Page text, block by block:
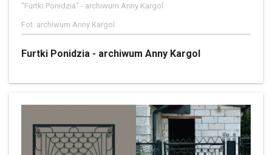
"Furtki Ponidzia" - archiwum Anny Kargol
Fot. archiwum Anny Kargol
Furtki Ponidzia - archiwum Anny Kargol